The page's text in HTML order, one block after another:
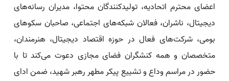
اعضای محترم اتحادیه، تولیدکنندگان محتوا، مدیران رسانه‌های
دیجیتال، ناشران، فعالان شبکه‌های اجتماعی، صاحبان سکوهای
بومی، شرکت‌های فعال در حوزه اقتصاد دیجیتال، هنرمندان،
متخصصان و همه کنشگران فضای مجازی دعوت می‌کند تا با
حضور در مراسم وداع و تشییع پیکر مطهر رهبر شهید، ضمن ادای